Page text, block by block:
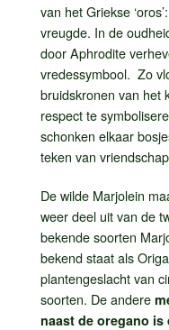
van het Griekse
vreugde. In de
door Aphrodite
vredessymbool. Zo
bruidskronen van het
respect te
schonken elkaar
teken van
De wilde Marjolein
weer deel uit van de
bekende soorten
bekend staat als
plantengeslacht van
soorten. De andere
naast de oregano is